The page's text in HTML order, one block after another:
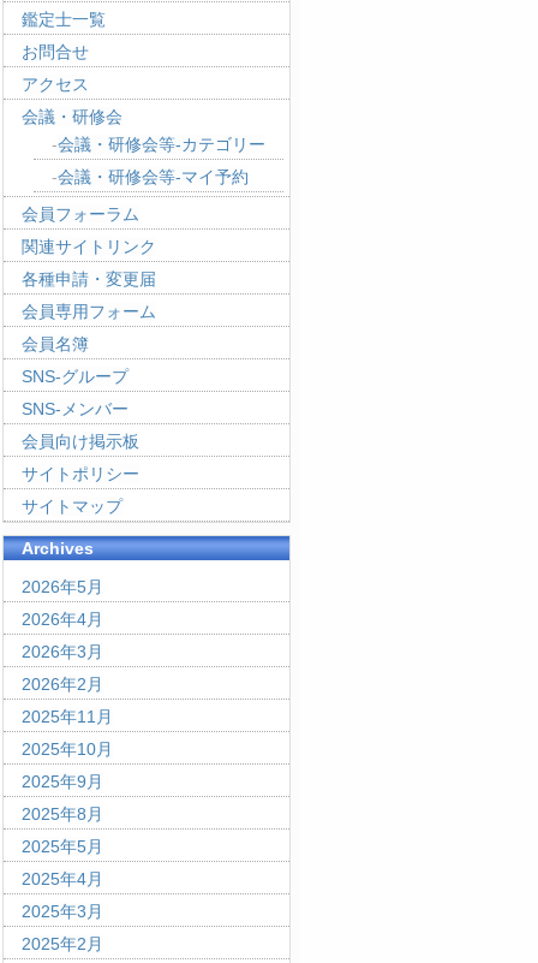
鑑定士一覧
お問合せ
アクセス
会議・研修会
会議・研修会等-カテゴリー
会議・研修会等-マイ予約
会員フォーラム
関連サイトリンク
各種申請・変更届
会員専用フォーム
会員名簿
SNS-グループ
SNS-メンバー
会員向け掲示板
サイトポリシー
サイトマップ
Archives
2026年5月
2026年4月
2026年3月
2026年2月
2025年11月
2025年10月
2025年9月
2025年8月
2025年5月
2025年4月
2025年3月
2025年2月